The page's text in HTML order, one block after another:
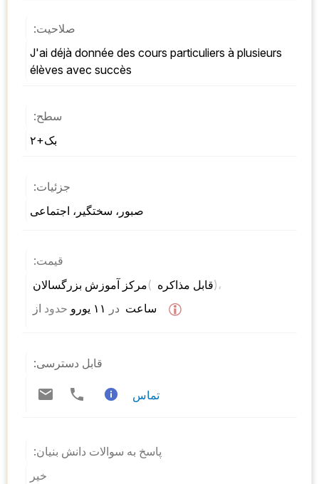
صلاحیت:
J'ai déjà donnée des cours particuliers à plusieurs
élèves avec succès
سطح:
بک+۲
جزئیات:
صبور، سختگیر، اجتماعی
قیمت:
مرکز آموزش بزرگسالان ( قابل مذاکره )،
از حدود در ساعت
قابل دسترسی:
تماس
پاسخ به سوالات دانش بنیان:
خیر